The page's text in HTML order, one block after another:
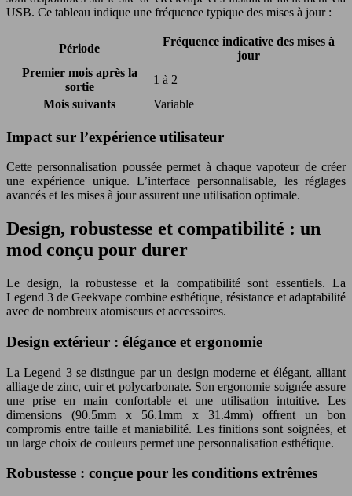
USB. Ce tableau indique une fréquence typique des mises à jour :
Période
Fréquence indicative des mises à
jour
Premier mois après la
sortie
1 à 2
Mois suivants
Variable
Impact sur l’expérience utilisateur
Cette personnalisation poussée permet à chaque vapoteur de créer
une expérience unique. L’interface personnalisable, les réglages
avancés et les mises à jour assurent une utilisation optimale.
Design, robustesse et compatibilité : un
mod conçu pour durer
Le design, la robustesse et la compatibilité sont essentiels. La
Legend 3 de Geekvape combine esthétique, résistance et adaptabilité
avec de nombreux atomiseurs et accessoires.
Design extérieur : élégance et ergonomie
La Legend 3 se distingue par un design moderne et élégant, alliant
alliage de zinc, cuir et polycarbonate. Son ergonomie soignée assure
une prise en main confortable et une utilisation intuitive. Les
dimensions (90.5mm x 56.1mm x 31.4mm) offrent un bon
compromis entre taille et maniabilité. Les finitions sont soignées, et
un large choix de couleurs permet une personnalisation esthétique.
Robustesse : conçue pour les conditions extrêmes